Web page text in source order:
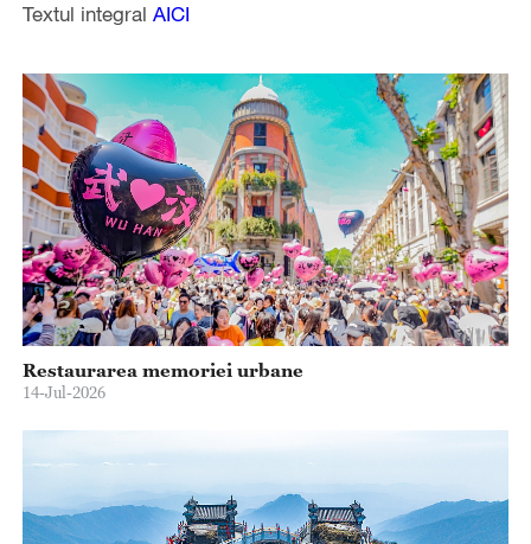
Textul integral AICI
Restaurarea memoriei urbane
14-Jul-2026